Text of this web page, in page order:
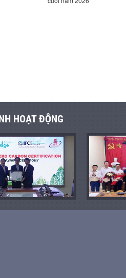
HOẠT ĐỘNG